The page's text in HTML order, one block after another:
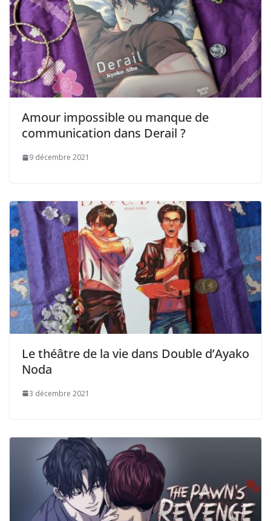
Amour impossible ou manque de
communication dans Derail ?
9 décembre 2021
Le théâtre de la vie dans Double d’Ayako
Noda
3 décembre 2021